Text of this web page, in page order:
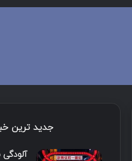
جدید ترین
آلودگی